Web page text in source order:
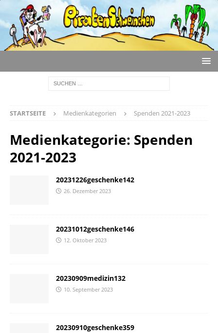
STARTSEITE Medienkategorien Spenden 2021-2023
Medienkategorie: Spenden
2021-2023
20231226geschenke142
26. Dezember 2023
20231012geschenke146
12. Oktober 2023
20230909medizin132
10. September 2023
20230910geschenke359